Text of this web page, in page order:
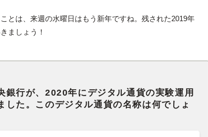
とは、来週の水曜日はもう新年ですね。残された2019年
ましょう！
銀行が、2020年にデジタル通貨の実験運用
した。このデジタル通貨の名称は何でしょ